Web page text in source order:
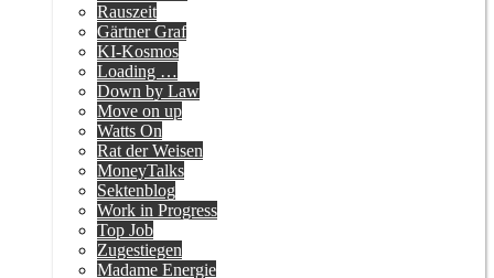
Rauszeit
Gärtner Graf
KI-Kosmos
Loading …
Down by Law
Move on up
Watts On
Rat der Weisen
MoneyTalks
Sektenblog
Work in Progress
Top Job
Zugestiegen
Madame Energie